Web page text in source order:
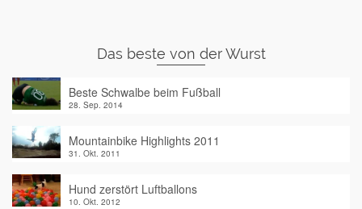
Das beste von der Wurst
Beste Schwalbe beim Fußball
28. Sep. 2014
Mountainbike Highlights 2011
31. Okt. 2011
Hund zerstört Luftballons
10. Okt. 2012